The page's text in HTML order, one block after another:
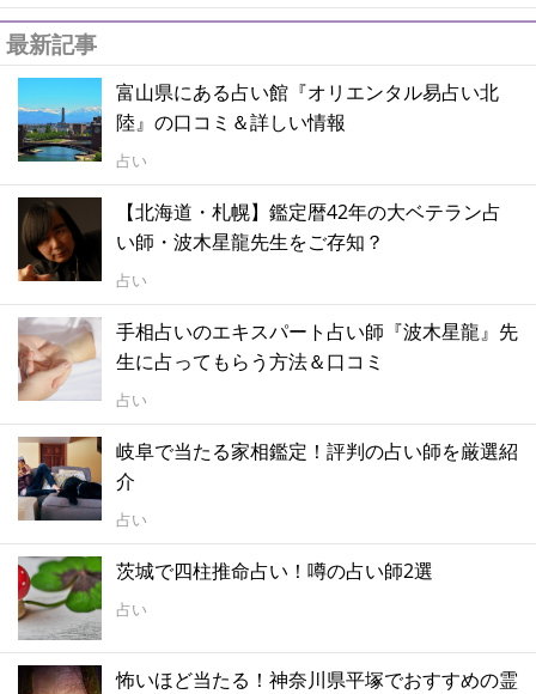
最新記事
富山県にある占い館『オリエンタル易占い北
陸』の口コミ＆詳しい情報
占い
【北海道・札幌】鑑定暦42年の大ベテラン占
い師・波木星龍先生をご存知？
占い
手相占いのエキスパート占い師『波木星龍』先
生に占ってもらう方法＆口コミ
占い
岐阜で当たる家相鑑定！評判の占い師を厳選紹
介
占い
茨城で四柱推命占い！噂の占い師2選
占い
怖いほど当たる！神奈川県平塚でおすすめの霊